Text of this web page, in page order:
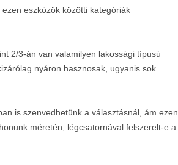
eszközök közötti kategóriák
2/3-án van valamilyen lakossági típusú
nyáron hasznosak, ugyanis sok
is szenvedhetünk a választásnál, ám ezen
méretén, légcsatornával felszerelt-e a